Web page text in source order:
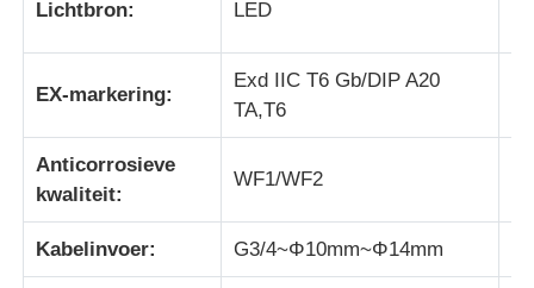
Over ons
Lichtbron: LED
EX-markering:
Exd IIC T6 Gb/DIP A20
TA,T6
Anticorrosieve
kwaliteit:
WF1/WF2
Kabelinvoer: G3/4~Φ10mm~Φ14mm